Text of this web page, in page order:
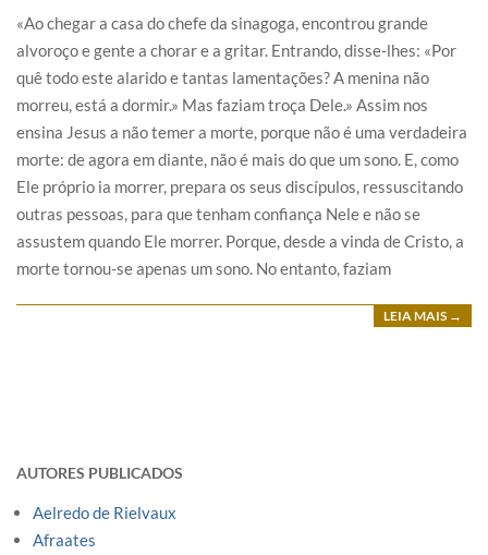
«Ao chegar a casa do chefe da sinagoga, encontrou grande
alvoroço e gente a chorar e a gritar. Entrando, disse-lhes: «Por
quê todo este alarido e tantas lamentações? A menina não
morreu, está a dormir.» Mas faziam troça Dele.» Assim nos
ensina Jesus a não temer a morte, porque não é uma verdadeira
morte: de agora em diante, não é mais do que um sono. E, como
Ele próprio ia morrer, prepara os seus discípulos, ressuscitando
outras pessoas, para que tenham confiança Nele e não se
assustem quando Ele morrer. Porque, desde a vinda de Cristo, a
morte tornou-se apenas um sono. No entanto, faziam
LEIA MAIS →
AUTORES PUBLICADOS
Aelredo de Rielvaux
Afraates